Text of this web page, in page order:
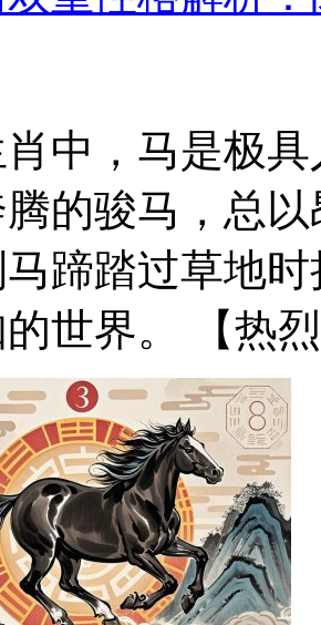
中，马是极
的骏马，总
蹄踏过草地
世界。 【热